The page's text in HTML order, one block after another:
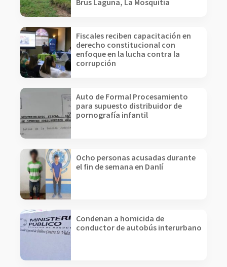
Brus Laguna, La Mosquitia
Fiscales reciben capacitación en
derecho constitucional con
enfoque en la lucha contra la
corrupción
Auto de Formal Procesamiento
para supuesto distribuidor de
pornografía infantil
Ocho personas acusadas durante
el fin de semana en Danlí
Condenan a homicida de
conductor de autobús interurbano